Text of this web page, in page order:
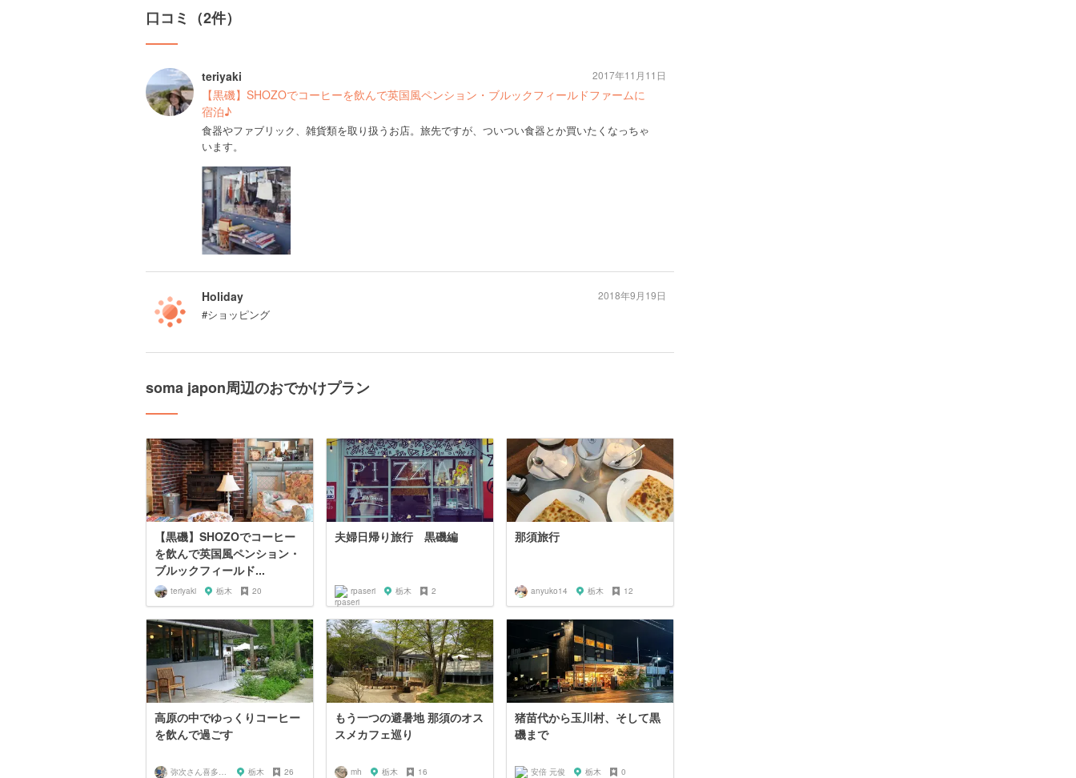
口コミ（2件）
teriyaki
【黒磯】SHOZOでコーヒーを飲んで英国風ペンション・ブルックフィールドファームに
宿泊♪
食器やファブリック、雑貨類を取り扱うお店。旅先ですが、ついつい食器とか買いたくなっちゃ
います。
2017年11月11日
Holiday
#ショッピング
2018年9月19日
soma japon周辺のおでかけプラン
【黒磯】SHOZOでコーヒー
を飲んで英国風ペンション・
ブルックフィールド...
teriyaki 栃木 20
夫婦日帰り旅行 黒磯編
rpaseri 栃木 2
那須旅行
anyuko14 栃木 12
高原の中でゆっくりコーヒー
を飲んで過ごす
弥次さん喜多さん 栃木 26
もう一つの避暑地 那須のオス
スメカフェ巡り
mh 栃木 16
猪苗代から玉川村、そして黒
磯まで
安倍 元俊 栃木 0